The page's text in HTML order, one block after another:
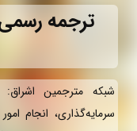
ترجمه
شبکه مترجمین
سرمایه‌گذاری، انجام